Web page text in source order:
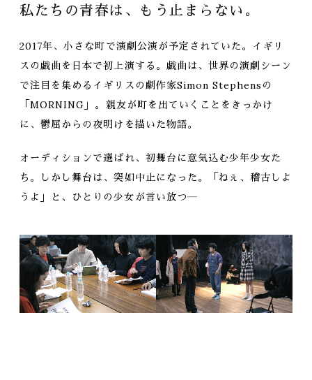
私たちの青春は、 もう止まらない。
2017年、小さな町で演劇公演が予定されていた。 イギリ
スの戯曲を日本で初上演する。 戯曲は、世界の演劇シーン
で注目を集める イギリスの劇作家Simon Stephensの
「MORNING」。 親友が町を出ていくことをきっかけ
に、鬱屈からの夜明けを描いた物語。
オーディションで選ばれ、 初舞台に意気込む少年少女た
ち。 しかし舞台は、突如中止になった。 「ねぇ、稽古しよ
うよ」と、 ひとりの少女が言い放つ―